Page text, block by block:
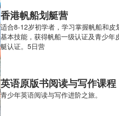
香港帆船划艇营
适合8-12岁初学者，学习掌握帆船和皮
基本技能，获得帆船一级认证及青少年
艇认证。5日营
英语原版书阅读与写作课程
青少年英语阅读与写作进阶之旅。